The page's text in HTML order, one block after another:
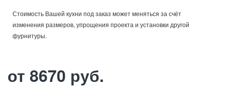
Стоимость Вашей кухни под заказ может меняться за счёт
изменения размеров, упрощения проекта и установки другой
фурнитуры.
от 8670 руб.